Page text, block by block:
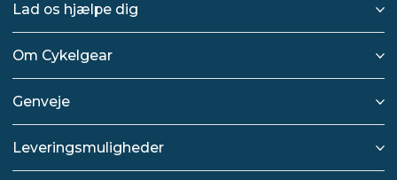
Lad os hjælpe dig
Om Cykelgear
Genveje
Leveringsmuligheder